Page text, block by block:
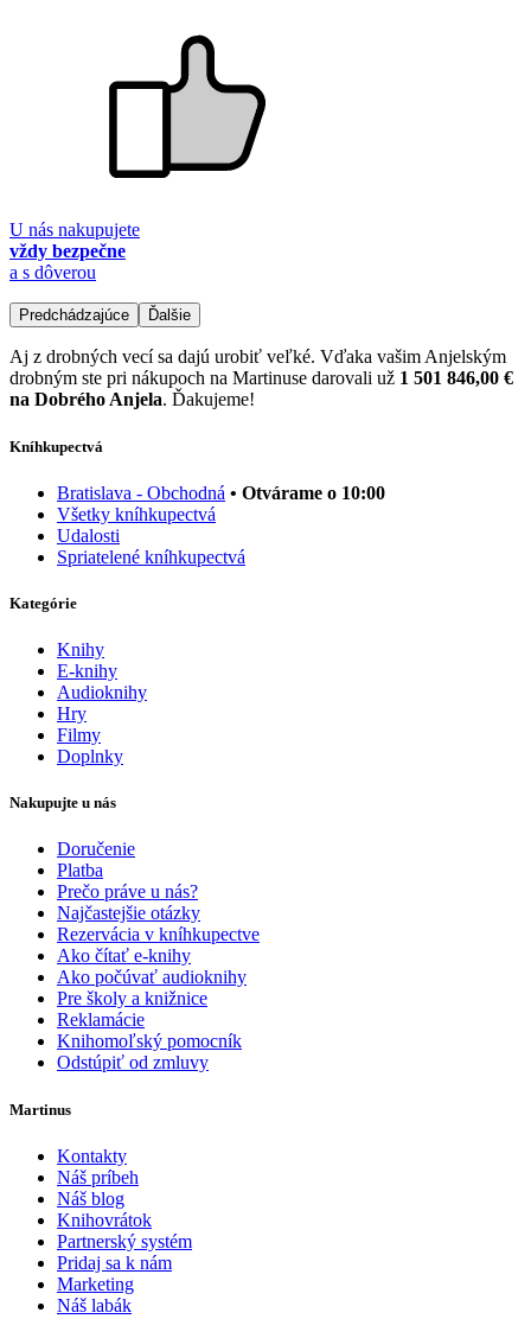
U nás nakupujete
vždy bezpečne
a s dôverou
Predchádzajúce Ďalšie
Aj z drobných vecí sa dajú urobiť veľké. Vďaka vašim Anjelským
drobným ste pri nákupoch na Martinuse darovali už 1 501 846,00 €
na Dobrého Anjela. Ďakujeme!
Kníhkupectvá
Bratislava - Obchodná • Otvárame o 10:00
Všetky kníhkupectvá
Udalosti
Spriatelené kníhkupectvá
Kategórie
Knihy
E-knihy
Audioknihy
Hry
Filmy
Doplnky
Nakupujte u nás
Doručenie
Platba
Prečo práve u nás?
Najčastejšie otázky
Rezervácia v kníhkupectve
Ako čítať e-knihy
Ako počúvať audioknihy
Pre školy a knižnice
Reklamácie
Knihomoľský pomocník
Odstúpiť od zmluvy
Martinus
Kontakty
Náš príbeh
Náš blog
Knihovrátok
Partnerský systém
Pridaj sa k nám
Marketing
Náš labák